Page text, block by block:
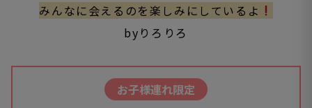
みんなに会えるのを楽しみにしているよ
byりろりろ
お子様連れ限定